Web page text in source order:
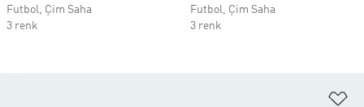
Futbol, Çim Saha
3 renk
Futbol, Çim Saha
3 renk